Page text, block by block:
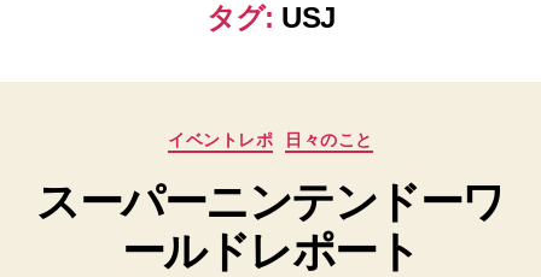
タグ: USJ
イベントレポ 日々のこと
スーパーニンテンドーワ
ールドレポート